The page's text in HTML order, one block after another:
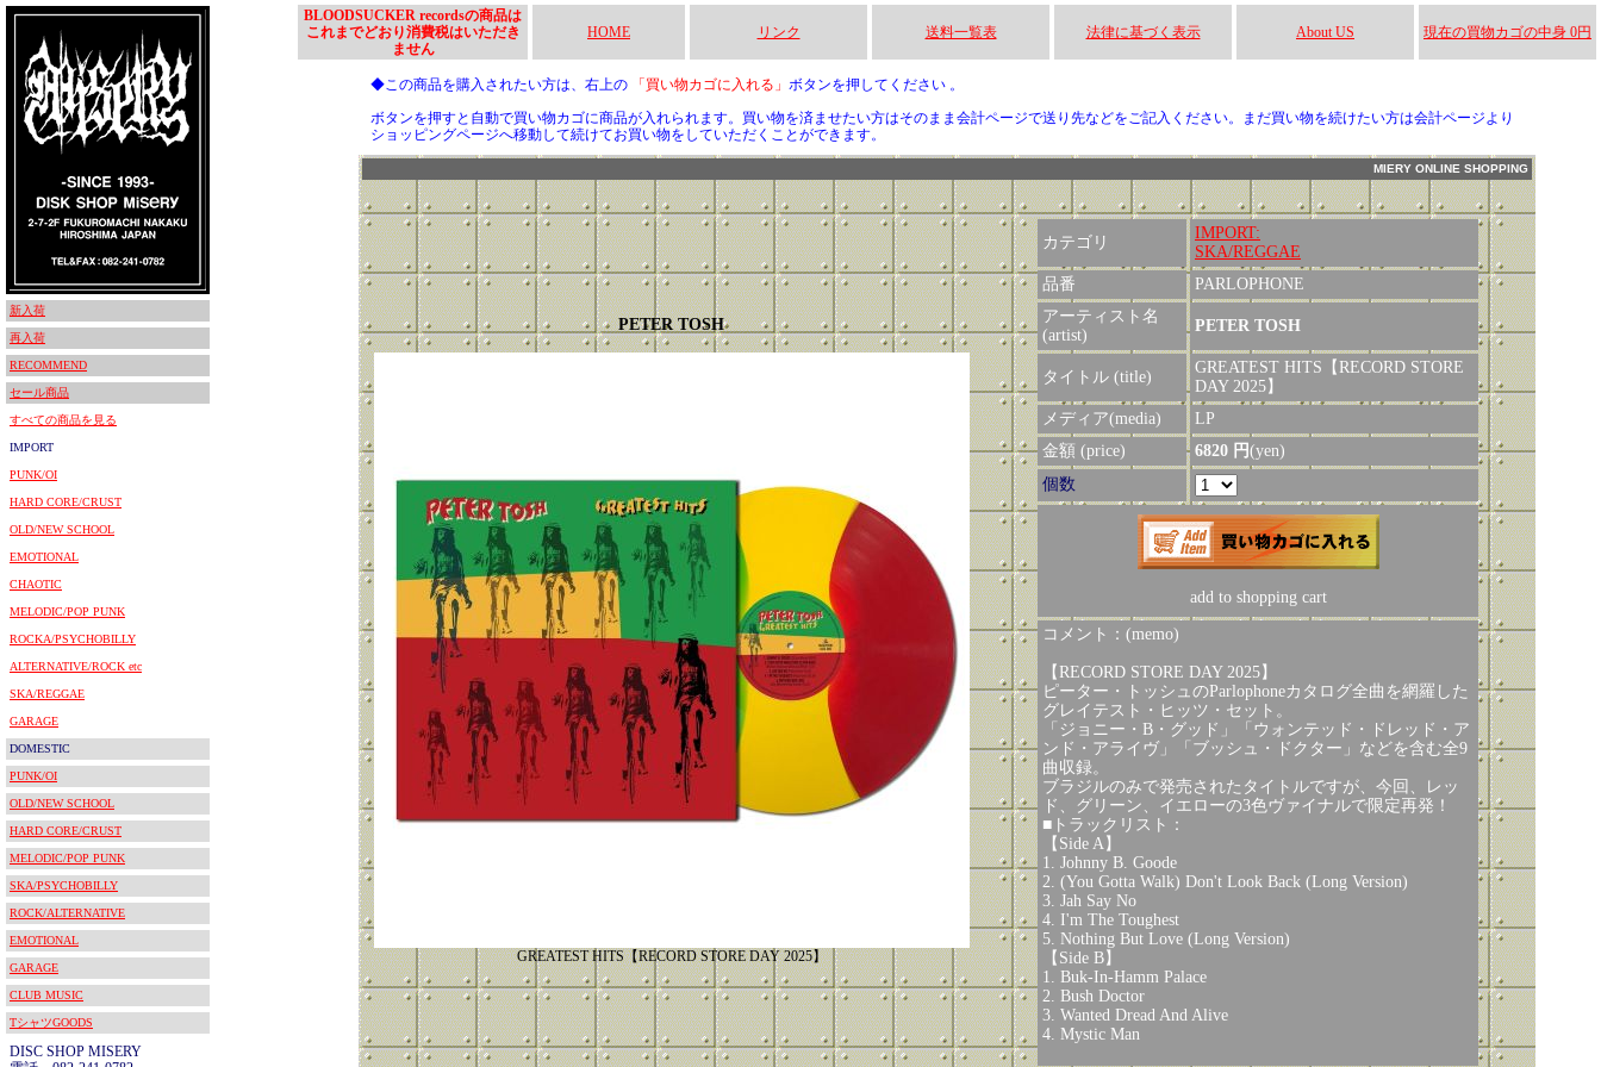
新入荷
再入荷
RECOMMEND
セール商品
すべての商品を見る
IMPORT
PUNK/OI
HARD CORE/CRUST
OLD/NEW SCHOOL
EMOTIONAL
CHAOTIC
MELODIC/POP PUNK
ROCKA/PSYCHOBILLY
ALTERNATIVE/ROCK etc
SKA/REGGAE
GARAGE
DOMESTIC
PUNK/OI
OLD/NEW SCHOOL
HARD CORE/CRUST
MELODIC/POP PUNK
SKA/PSYCHOBILLY
ROCK/ALTERNATIVE
EMOTIONAL
GARAGE
CLUB MUSIC
TシャツGOODS
DISC SHOP MISERY
BLOODSUCKER recordsの商品は
これまでどおり消費税はいただき
ません
HOME リンク 送料一覧表 法律に基づく表示 About US 現在の買物カゴの中身 0円
◆この商品を購入されたい方は、右上の 「買い物カゴに入れる」 ボタンを押してください 。
ボタンを押すと自動で買い物カゴに商品が入れられます。買い物を済ませたい方はそのまま会計ページで送り先などをご記入ください。まだ買い物を続けたい方は会計ページより
ショッピングページへ移動して続けてお買い物をしていただくことができます。
MIERY ONLINE SHOPPING
PETER TOSH
GREATEST HITS【RECORD STORE DAY 2025】
カテゴリ
IMPORT:
SKA/REGGAE
品番
PARLOPHONE
アーティスト名
(artist)
PETER TOSH
タイトル (title)
GREATEST HITS【RECORD STORE
DAY 2025】
メディア(media)
LP
金額 (price)
6820 円(yen)
個数
add to shopping cart
コメント：(memo)
【RECORD STORE DAY 2025】
ピーター・トッシュのParlophoneカタログ全曲を網羅した
グレイテスト・ヒッツ・セット。
「ジョニー・B・グッド」「ウォンテッド・ドレッド・ア
ンド・アライヴ」「ブッシュ・ドクター」などを含む全9
曲収録。
ブラジルのみで発売されたタイトルですが、今回、レッ
ド、グリーン、イエローの3色ヴァイナルで限定再発！
■トラックリスト：
【Side A】
1. Johnny B. Goode
2. (You Gotta Walk) Don't Look Back (Long Version)
3. Jah Say No
4. I'm The Toughest
5. Nothing But Love (Long Version)
【Side B】
1. Buk-In-Hamm Palace
2. Bush Doctor
3. Wanted Dread And Alive
4. Mystic Man